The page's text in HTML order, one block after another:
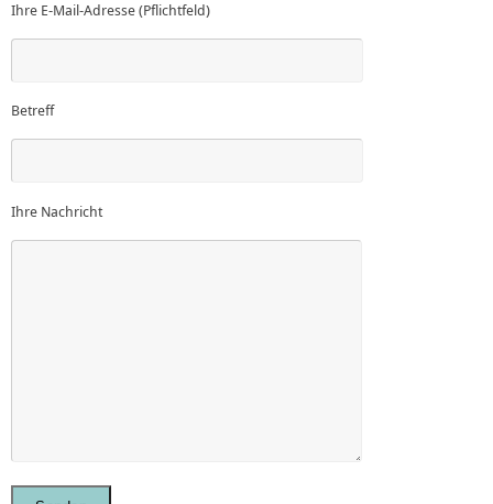
Ihre E-Mail-Adresse (Pflichtfeld)
Betreff
Ihre Nachricht